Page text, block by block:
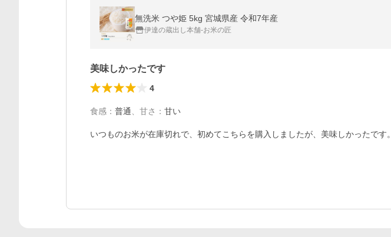
無洗米 つや姫 5kg 宮城県産 令和7年産
伊達の蔵出し本舗-お米の匠
美味しかったです
4
食感 ： 普通 甘さ ： 甘い
いつものお米が在庫切れで、初めてこちらを購入しましたが、美味しかったです。